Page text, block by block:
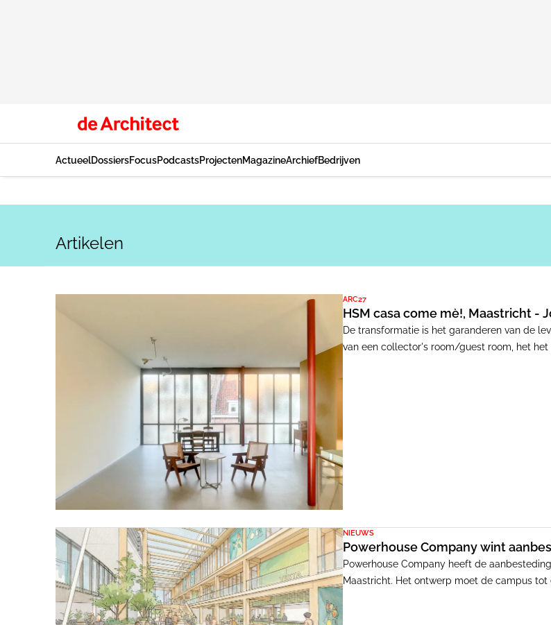
ActueelDossiersFocusPodcastsProjectenMagazineArchiefBedrijven
Artikelen
ARC27
HSM casa come mè!, Maastricht -
De transformatie is het garanderen van de
van een collector's room/guest room, het
NIEUWS
Powerhouse Company wint
Powerhouse Company heeft de
Maastricht. Het ontwerp moet de campus